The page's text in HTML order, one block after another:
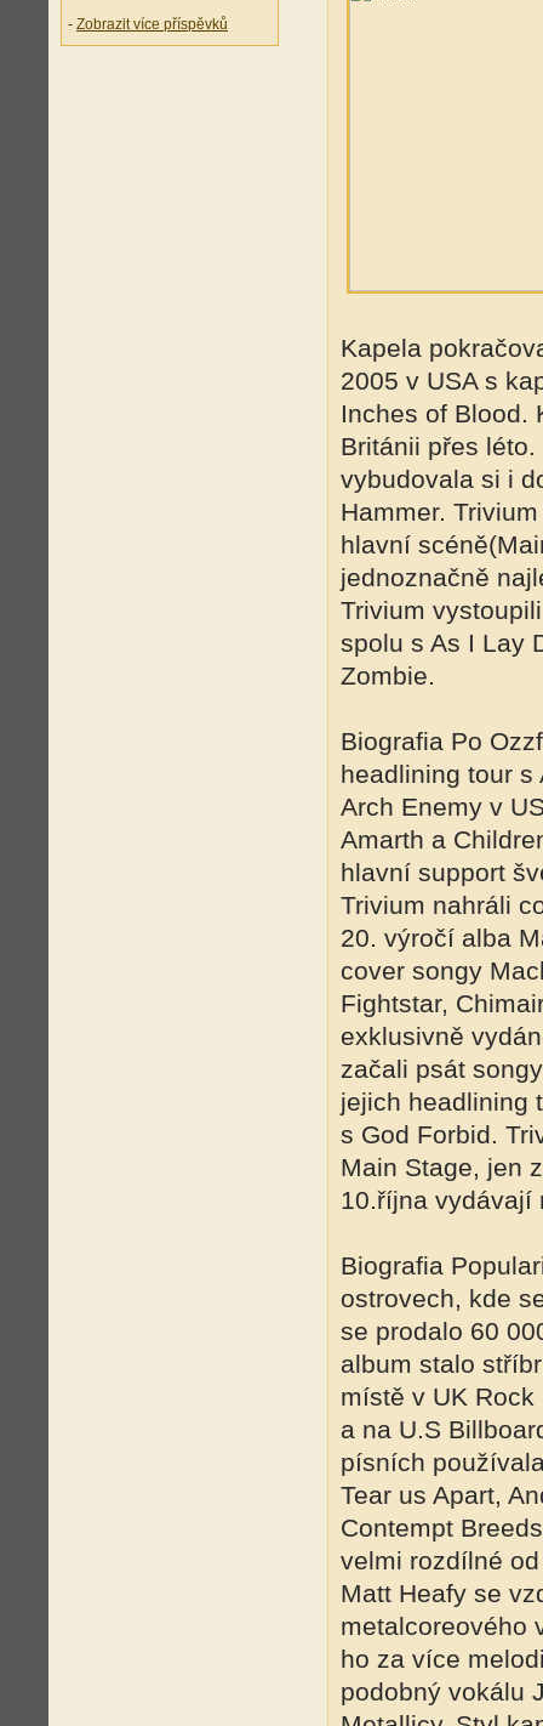
- Zobrazit více příspěvků
Kapela
2005 v USA s
Inches of Blood.
Británii přes
vybudovala si i
Hammer.
hlavní
jednoznačně
Trivium
spolu s As I Lay
Zombie.
Biografia Po
headlining tour s
Arch Enemy v
Amarth a
hlavní support
Trivium nahráli
20. výročí alba
cover songy
Fightstar,
exklusivně
začali psát
jejich headlining
s God Forbid.
Main Stage, jen
10.října vydávají
Biografia
ostrovech, kde
se prodalo 60
album stalo
místě v UK
a na U.S
písních
Tear us Apart,
Contempt
velmi rozdílné
Matt Heafy se
metalcoreového
ho za více
podobný vokálu